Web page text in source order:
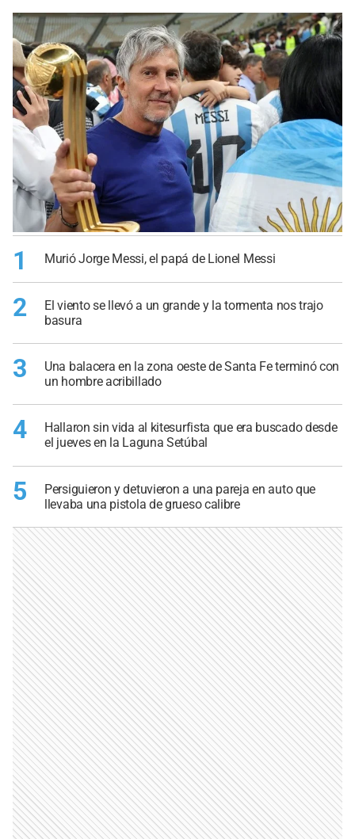
1 Murió Jorge Messi, el papá de Lionel Messi
2
El viento se llevó a un grande y la tormenta nos trajo
basura
3
Una balacera en la zona oeste de Santa Fe terminó con
un hombre acribillado
4
Hallaron sin vida al kitesurfista que era buscado desde
el jueves en la Laguna Setúbal
5
Persiguieron y detuvieron a una pareja en auto que
llevaba una pistola de grueso calibre